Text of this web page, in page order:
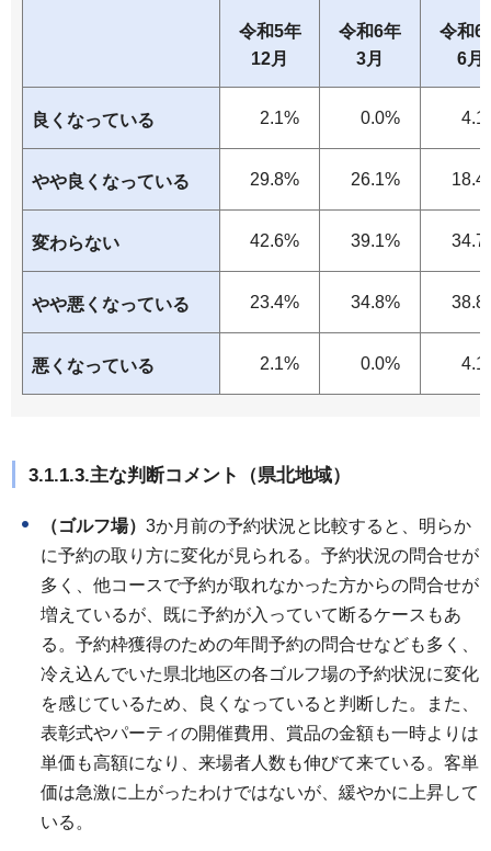
令和5年
12月
令和6年
3月
令和6
6月
良くなっている 2.1% 0.0%
やや良くなっている 29.8% 26.1%
変わらない 42.6% 39.1%
やや悪くなっている 23.4% 34.8%
悪くなっている 2.1% 0.0%
3.1.1.3.主な判断コメント（県北地域）
（ゴルフ場） 3か月前の予約状況と比較すると、明らか
に予約の取り方に変化が見られる。予約状況の問合せが
多く、他コースで予約が取れなかった方からの問合せが
増えているが、既に予約が入っていて断るケースもあ
る。予約枠獲得のための年間予約の問合せなども多く、
冷え込んでいた県北地区の各ゴルフ場の予約状況に変化
を感じているため、良くなっていると判断した。また、
表彰式やパーティの開催費用、賞品の金額も一時よりは
単価も高額になり、来場者人数も伸びて来ている。客単
価は急激に上がったわけではないが、緩やかに上昇して
いる。